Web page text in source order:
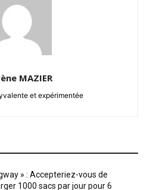
MAZIER
et expérimentée
» : Accepteriez-vous de
1000 sacs par jour pour 6